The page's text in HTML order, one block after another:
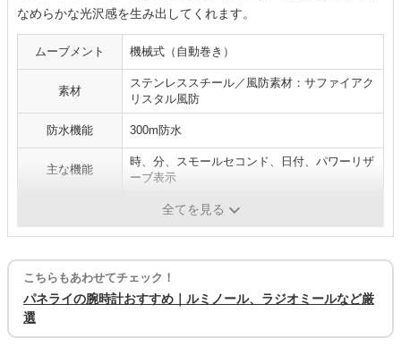
なめらかな光沢感を生み出してくれます。
ムーブメント 機械式（自動巻き）
素材
ステンレススチール／風防素材：サファイアク
リスタル風防
防水機能 300m防水
主な機能
時、分、スモールセコンド、日付、パワーリザ
ーブ表示
全てを見る
こちらもあわせてチェック！
パネライの腕時計おすすめ｜ルミノール、ラジオミールなど厳
選